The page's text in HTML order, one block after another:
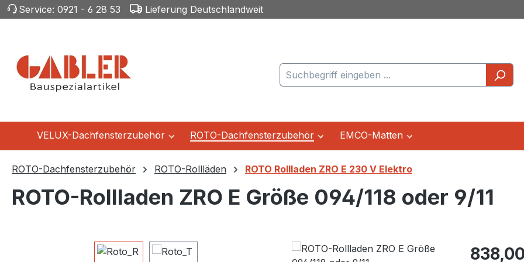
Hauptinhalt springen
Zur Suche springen
Zur Hauptnavigation springen
Service: 0921 - 6 28 53 Lieferung Deutschlandweit
VELUX-Dachfensterzubehör ROTO-Dachfensterzubehör EMCO-Matten
ROTO-Dachfensterzubehör ROTO-Rollläden ROTO Rollladen ZRO E 230 V Elektro
ROTO-Rollladen ZRO E Größe 094/118 oder 9/11
Bildergalerie überspringen Regulärer